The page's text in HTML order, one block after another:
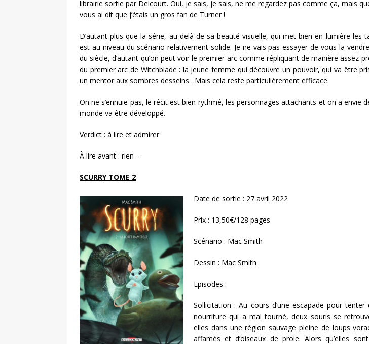
librairie sortie par Delcourt. Oui, je sais, je sais, ne me regardez pas comme ça, mais
vous ai dit que j’étais un gros fan de Turner !
D’autant plus que la série, au-delà de sa beauté visuelle, qui met bien en lumière les
est au niveau du scénario relativement solide. Je ne vais pas essayer de vous la
du siècle, d’autant qu’on peut voir le premier arc comme répliquant de manière assez
du premier arc de Witchblade : la jeune femme qui découvre un pouvoir, qui va être
un mentor aux sombres desseins…Mais cela reste particulièrement efficace.
On ne s’ennuie pas, le récit est bien rythmé, les personnages attachants et on a envie
monde va être développé.
Verdict : à lire et admirer
À lire avant : rien –
SCURRY TOME 2
Date de sortie : 27 avril 2022
Prix : 13,50€/128 pages
Scénario : Mac Smith
Dessin : Mac Smith
Episodes :
Sollicitation : Au cours d’une escapade pour
nourriture qui a mal tourné, deux souris se
elles dans une région sauvage pleine de loups
affamés et d’oiseaux de proie. Alors qu’elles